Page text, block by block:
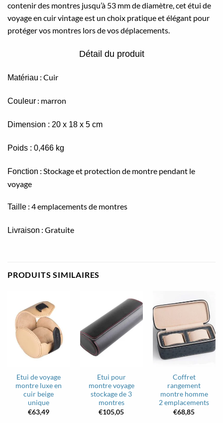
contenir des montres jusqu’à 53 mm de diamètre, cet étui de
voyage en cuir vintage est un choix pratique et élégant pour
protéger vos montres lors de vos déplacements.
Détail du produit
Matériau : Cuir
Couleur : marron
Dimension : 20 x 18 x 5 cm
Poids : 0,466 kg
Fonction : Stockage et protection de montre pendant le
voyage
Taille : 4 emplacements de montres
Livraison : Gratuite
PRODUITS SIMILAIRES
Etui de voyage
montre luxe en
cuir beige
unique
€63,49
Etui pour
montre voyage
stockage de 3
montres
€105,05
Coffret
rangement
montre homme
2 emplacements
€68,85